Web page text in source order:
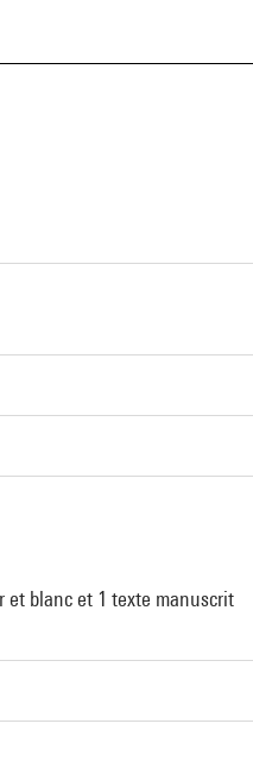
et blanc et 1 texte manuscrit